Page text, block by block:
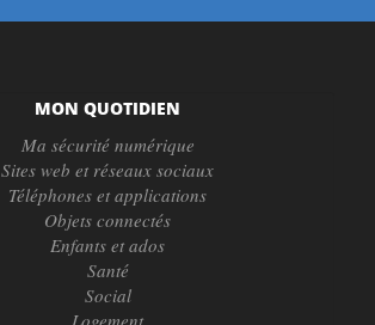
MON QUOTIDIEN
Ma sécurité numérique
Sites web et réseaux sociaux
Téléphones et applications
Objets connectés
Enfants et ados
Santé
Social